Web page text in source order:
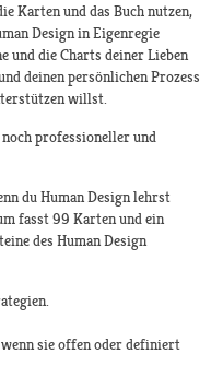
Karten und das Buch nutzen,
Design in Eigenregie
und die Charts deiner Lieben
deinen persönlichen Prozess
willst.
professioneller und
du Human Design lehrst
fasst 99 Karten und ein
des Human Design
sie offen oder definiert